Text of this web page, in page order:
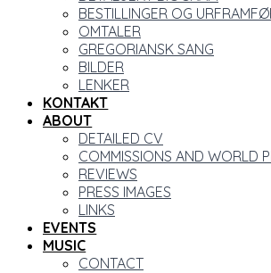
BESTILLINGER OG
OMTALER
GREGORIANSK SANG
BILDER
LENKER
KONTAKT
ABOUT
DETAILED CV
COMMISSIONS AND WORLD
REVIEWS
PRESS IMAGES
LINKS
EVENTS
MUSIC
CONTACT